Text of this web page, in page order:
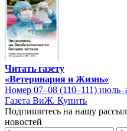
Читать газету
«Ветеринария и Жизнь»
Номер 07–08 (110–111)
Газета ВиЖ. Купить
Подпишитесь на нашу
новостей